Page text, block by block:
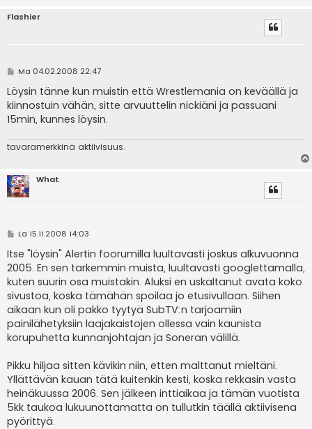
Flashier
V
e
s
t
i
Ma 04.02.2008 22:47
Löysin tänne kun muistin että Wrestlemania on keväällä ja
kiinnostuin vähän, sitte arvuuttelin nickiäni ja passuani
15min, kunnes löysin.
tavaramerkkinä aktiivisuus.
What
V
e
s
t
i
La 15.11.2008 14:03
Itse "löysin" Alertin foorumilla luultavasti joskus alkuvuonna
2005. En sen tarkemmin muista, luultavasti googlettamalla,
kuten suurin osa muistakin. Aluksi en uskaltanut avata koko
sivustoa, koska tämähän spoilaa jo etusivullaan. Siihen
aikaan kun oli pakko tyytyä SubTV:n tarjoamiin
painilähetyksiin laajakaistojen ollessa vain kaunista
korupuhetta kunnanjohtajan ja Soneran välillä.
Pikku hiljaa sitten kävikin niin, etten malttanut mieltäni.
Yllättävän kauan tätä kuitenkin kesti, koska rekkasin vasta
heinäkuussa 2006. Sen jälkeen inttiaikaa ja tämän vuotista
5kk taukoa lukuunottamatta on tullutkin täällä aktiivisena
pyörittyä.